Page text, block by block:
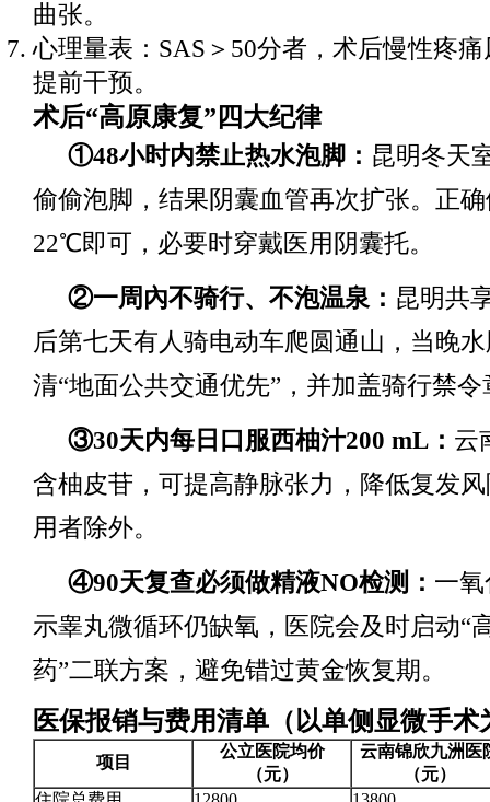
曲张。
心理量表：SAS＞50分者，术后慢性疼
提前干预。
术后“高原康复”四大纪律
①48小时内禁止热水泡脚： 昆明冬天
偷偷泡脚，结果阴囊血管再次扩张。正
22℃即可，必要时穿戴医用阴囊托。
②一周內不骑行、不泡温泉： 昆明共
后第七天有人骑电动车爬圆通山，当晚
清“地面公共交通优先”，并加盖骑行禁令
③30天内每日口服西柚汁200 mL： 云
含柚皮苷，可提高静脉张力，降低复发
用者除外。
④90天复查必须做精液NO检测： 一
示睾丸微循环仍缺氧，医院会及时启动“
药”二联方案，避免错过黄金恢复期。
医保报销与费用清单（以单侧显微手术
项目
公立医院均价
（元）
云南锦欣九洲医
（元）